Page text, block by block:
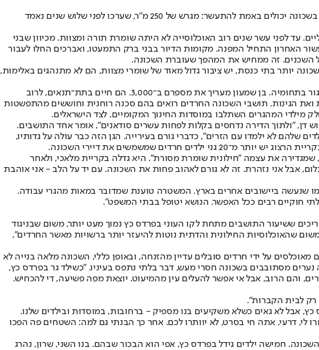
לדבריו, השכונה נקלעה למצוקה במלאי הדירות למכירה. "אנשים לא ממהרים למכור כי הם מאמינים שהמחירים יטפסו עוד. בעלי קרקעות בשכונה יכולים באמת להתעשר: מגרש של 250 מ"ר, שערכו לפני שלוש שנים נאמד
לפני עשר שנים רוב האוכלוסייה לא היתה שומרת תורה ומצוות. מכיוון שבני
האחרון התחיל המפנה. מקומות הדיור בבני ברק התמעטו, ואברכים החלו לעבור
השכנים. זה ממחיש את המהפך שעוברת השכונה.
יותר בתי כנסת, יש ציבור גדול מאוד של שומרי מצוות, הם לא מתנהגים באלימות,
הנה שינוי נוסף שהתחולל בפרדס כץ, כמו לא די בכל החבטות שספגה: מהגרי עבודה רבים מסודאן ומאריתריאה עברו בשנים האחרונות לגור בתחומיה. בן שמעון מעריך את מספרם ב־3,000. הם חיים בתת־תנאים, לרוב
ואת הגינות. תושבי השכונה החרדים רואים בהם סכנה רוחנית וחוששים מהתפשטות
מילדי המהגרים השתלבו במוסדות החינוך המקומיים, לצד הישראלים.
לא ילמדו עם הזרים", כדברי גורם בעירייה. הגן הזה כבר עולה על גדותיו,
את עצמה "חילונית שומרת מסורת". היא גדלה בקריית מלאכי, ולאחר
שלנו ולא עושים לנו כלום, אבל אני נזהרת. זה לא גורם לאהוב פחות את השכונה. עם יד על הלב - אני אוהבת
שנעשה ביישובים אחרים בארץ. המשטרה טוענת שמדובר במאות מהגרי עבודה.
חוקיים רבים ככל האפשר. הנושא יטופל בבתי המשפט".
בעירייה מעריכים ששיעור התושבים מתחת לקו העוני בפרדס כץ נמוך מעט יותר, משום שבניגוד
שהאוכלוסיות החילונית והדתית נוטות להיעזר יותר ברשויות מאשר החרדים",
על ידי חרדים סובלים עדיין מהזנחה, ובאופן כללי, השכונה מלאה בנייה לא
מסתובבים בשכונה חסרי מעש, דבר בלתי נתפס בעיניו. "כשילד גר בפרדס כץ,
והם הרוב, אבל אי אפשר להעלים עין מהמיעוט. יוצאת מפה פשיעה, די להכחיש.
רק לבית הקברות".
אבל לא גאים כשלא משקיעים בנו מספיק - ברחובות, במוסדות ובילדים שלנו.
לי, דרעי, אתה חי בסרט, לא יוותרו לכם. אחר כך הבנתי גם למה: השטחים פה הפכו
חמישה ילדים גידל בפרדס כץ, אפי הוא הבכור שבהם. בנו השני, שרון, נהרג